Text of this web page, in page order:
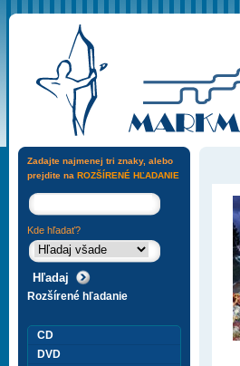
Zadajte najmenej tri znaky, alebo
prejdite na ROZŠÍRENÉ HĽADANIE
Kde hľadať?
Rozšírené hľadanie
CD
DVD